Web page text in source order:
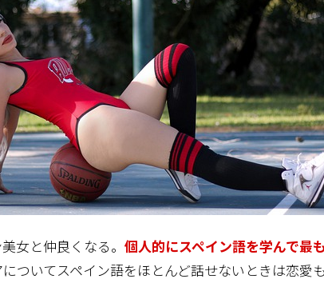
女と仲良くなる。 個人的にスペイン語を学んで最
ついてスペイン語をほとんど話せないときは恋愛